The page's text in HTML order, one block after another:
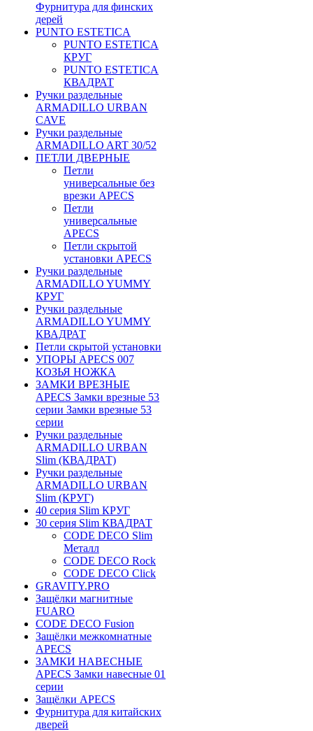
Фурнитура для финских
дерей
PUNTO ESTETICA
PUNTO ESTETICA
КРУГ
PUNTO ESTETICA
КВАДРАТ
Ручки раздельные
ARMADILLO URBAN
CAVE
Ручки раздельные
ARMADILLO ART 30/52
ПЕТЛИ ДВЕРНЫЕ
Петли
универсальные без
врезки APECS
Петли
универсальные
APECS
Петли скрытой
установки APECS
Ручки раздельные
ARMADILLO YUMMY
КРУГ
Ручки раздельные
ARMADILLO YUMMY
КВАДРАТ
Петли скрытой установки
УПОРЫ APECS 007
КОЗЬЯ НОЖКА
ЗАМКИ ВРЕЗНЫЕ
APECS Замки врезные 53
серии Замки врезные 53
серии
Ручки раздельные
ARMADILLO URBAN
Slim (КВАДРАТ)
Ручки раздельные
ARMADILLO URBAN
Slim (КРУГ)
40 серия Slim КРУГ
30 серия Slim КВАДРАТ
CODE DECO Slim
Металл
CODE DECO Rock
CODE DECO Click
GRAVITY.PRO
Защёлки магнитные
FUARO
CODE DECO Fusion
Защёлки межкомнатные
APECS
ЗАМКИ НАВЕСНЫЕ
APECS Замки навесные 01
серии
Защёлки APECS
Фурнитура для китайских
дверей